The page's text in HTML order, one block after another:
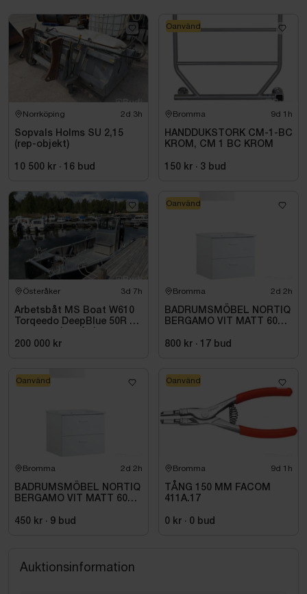
Norrköping 2d 3h
Sopvals Holms SU 2,15
(rep-objekt)
10 500 kr · 16 bud
Bromma 9d 1h
HANDDUKSTORK CM-1-BC
KROM, CM 1 BC KROM
150 kr · 3 bud
Oanvänd
Österåker 3d 7h
Arbetsbåt MS Boat W610
Torqeedo DeepBlue 50R 50
meter
200 000 kr
Bromma 2d 2h
BADRUMSMÖBEL NORTIQ
BERGAMO VIT MATT 60
800 kr · 17 bud
Oanvänd
Bromma 2d 2h
BADRUMSMÖBEL NORTIQ
BERGAMO VIT MATT 60
450 kr · 9 bud
Oanvänd
Bromma 9d 1h
TÅNG 150 MM FACOM
411A.17
0 kr · 0 bud
Oanvänd
Auktionsinformation